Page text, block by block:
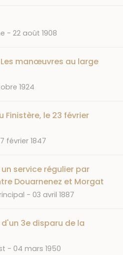
DATE
22 août 1908
manœuvres au large
1924
Finistère, le 23 février
février 1847
service régulier par
Douarnenez et Morgat
DATE
03 avril 1887
3e disparu de la
DATE
04 mars 1950